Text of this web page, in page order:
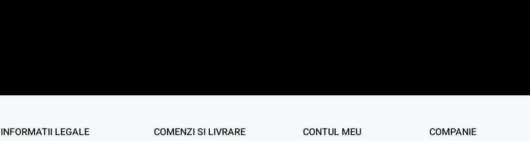
INFORMATII LEGALE COMENZI SI LIVRARE CONTUL MEU COMPANIE